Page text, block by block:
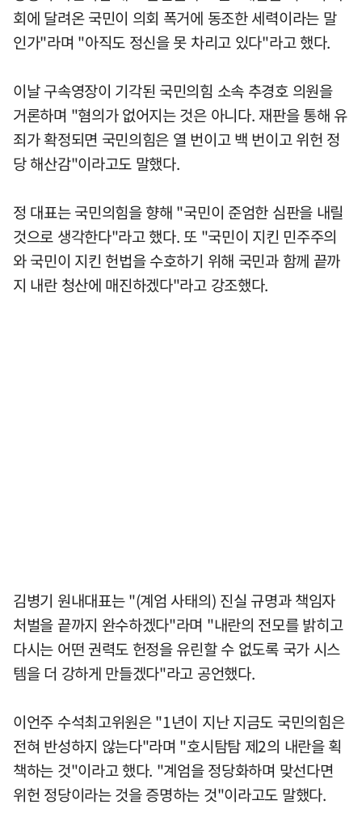
회에 달려온 국민이 의회 폭거에 동조한 세력이라는 말
인가"라며 "아직도 정신을 못 차리고 있다"라고 했다.
이날 구속영장이 기각된 국민의힘 소속 추경호 의원을
거론하며 "혐의가 없어지는 것은 아니다. 재판을 통해 유
죄가 확정되면 국민의힘은 열 번이고 백 번이고 위헌 정
당 해산감"이라고도 말했다.
정 대표는 국민의힘을 향해 "국민이 준엄한 심판을 내릴
것으로 생각한다"라고 했다. 또 "국민이 지킨 민주주의
와 국민이 지킨 헌법을 수호하기 위해 국민과 함께 끝까
지 내란 청산에 매진하겠다"라고 강조했다.
김병기 원내대표는 "(계엄 사태의) 진실 규명과 책임자
처벌을 끝까지 완수하겠다"라며 "내란의 전모를 밝히고
다시는 어떤 권력도 헌정을 유린할 수 없도록 국가 시스
템을 더 강하게 만들겠다"라고 공언했다.
이언주 수석최고위원은 "1년이 지난 지금도 국민의힘은
전혀 반성하지 않는다"라며 "호시탐탐 제2의 내란을 획
책하는 것"이라고 했다. "계엄을 정당화하며 맞선다면
위헌 정당이라는 것을 증명하는 것"이라고도 말했다.